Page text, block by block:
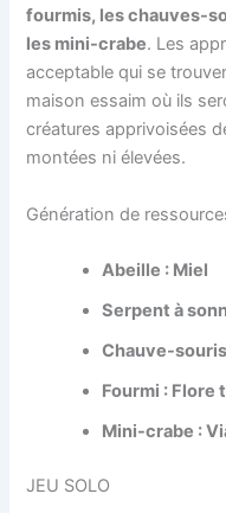
fourmis, les chauves-
les mini-crabe. Les
acceptable qui se
maison essaim où ils
créatures apprivoisées
montées ni élevées.
Génération de
Abeille : Miel
Serpent à
Chauve-
Fourmi : Flore
Mini-crabe :
JEU SOLO